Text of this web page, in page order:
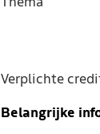
Thema
Verplichte
Belangrijke